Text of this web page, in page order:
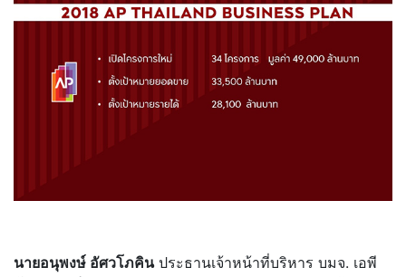
นายอนุพงษ์ อัศวโภคินประธานเจ้าหน้าที่บริหาร บมจ. เอพี